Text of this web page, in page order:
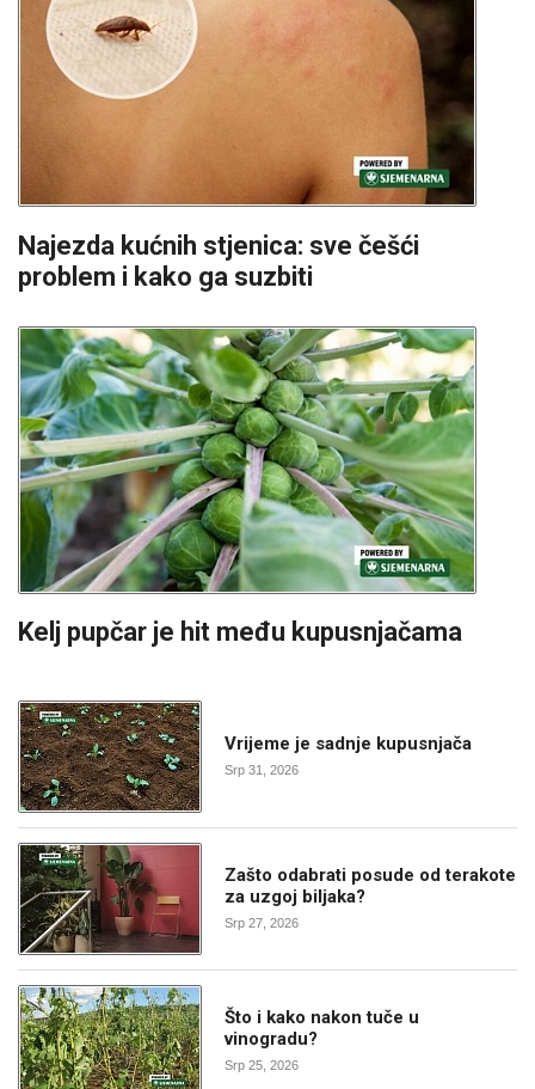
Najezda kućnih stjenica: sve češći
problem i kako ga suzbiti
Kelj pupčar je hit među kupusnjačama
Vrijeme je sadnje kupusnjača
Srp 31, 2026
Zašto odabrati posude od terakote
za uzgoj biljaka?
Srp 27, 2026
Što i kako nakon tuče u
vinogradu?
Srp 25, 2026